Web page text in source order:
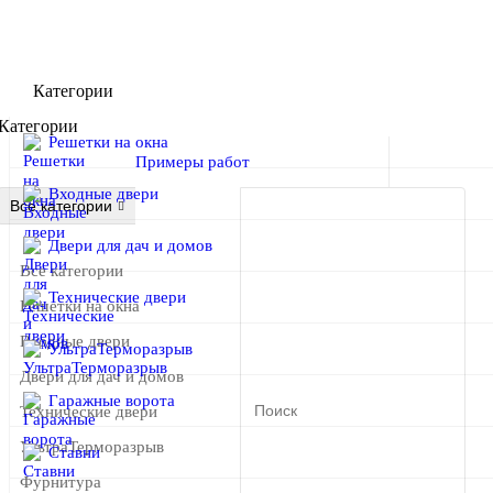
Категории
Решетки на окна
Входные двери
Двери для дач и домов
Технические двери
УльтраТерморазрыв
Гаражные ворота
Ставни
Примеры работ
Все категории
Все категории
Решетки на окна
Входные двери
Двери для дач и домов
Технические двери
УльтраТерморазрыв
Фурнитура